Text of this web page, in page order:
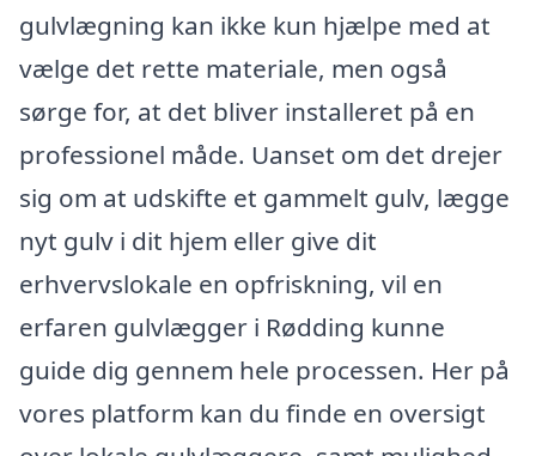
gulvlægning kan ikke kun hjælpe med at
vælge det rette materiale, men også
sørge for, at det bliver installeret på en
professionel måde. Uanset om det drejer
sig om at udskifte et gammelt gulv, lægge
nyt gulv i dit hjem eller give dit
erhvervslokale en opfriskning, vil en
erfaren gulvlægger i Rødding kunne
guide dig gennem hele processen. Her på
vores platform kan du finde en oversigt